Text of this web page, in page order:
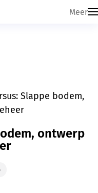
Meer
Slappe bodem,
ontwerp